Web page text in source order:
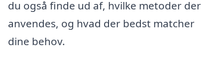
du også finde ud af, hvilke metoder der
anvendes, og hvad der bedst matcher
dine behov.